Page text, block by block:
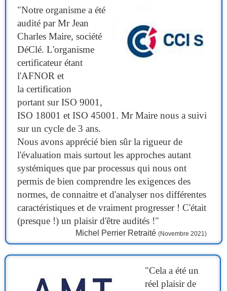
"Notre organisme a été
audité par Mr Jean
Charles Maire, société
DéClé. L'organisme
certificateur étant
l'AFNOR et
la certification
portant sur ISO 9001,
ISO 18001 et ISO 45001. Mr Maire nous a suivi
sur un cycle de 3 ans.
Nous avons apprécié bien sûr la rigueur de
l'évaluation mais surtout les approches autant
systémiques que par processus qui nous ont
permis de bien comprendre les exigences des
normes, de connaitre et d'analyser nos différentes
caractéristiques et de vraiment progresser ! C'était
(presque !) un plaisir d'être audités !"
Michel Perrier Retraité (Novembre 2021)
"Cela a été un
réel plaisir de